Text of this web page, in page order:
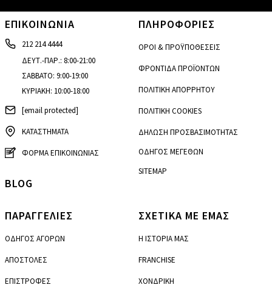
ΕΠΙΚΟΙΝΩΝΙΑ
212 214 4444
ΔΕΥΤ.-ΠΑΡ.: 8:00-21:00
ΣΑΒΒΑΤΟ: 9:00-19:00
ΚΥΡΙΑΚΗ: 10:00-18:00
[email protected]
ΚΑΤΑΣΤΗΜΑΤΑ
ΦΟΡΜΑ ΕΠΙΚΟΙΝΩΝΙΑΣ
ΠΑΡΑΓΓΕΛΙΕΣ
ΟΔΗΓΟΣ ΑΓΟΡΩΝ
ΑΠΟΣΤΟΛΕΣ
ΕΠΙΣΤΡΟΦΕΣ
ΠΛΗΡΟΦΟΡΙΕΣ
ΟΡΟΙ & ΠΡΟΫΠΟΘΕΣΕΙΣ
ΦΡΟΝΤΙΔΑ ΠΡΟΪΟΝΤΩΝ
ΠΟΛΙΤΙΚΗ ΑΠΟΡΡΗΤΟΥ
ΠΟΛΙΤΙΚΗ COOKIES
ΔΗΛΩΣΗ ΠΡΟΣΒΑΣΙΜΟΤΗΤΑΣ
ΟΔΗΓΟΣ ΜΕΓΕΘΩΝ
SITEMAP
ΣΧΕΤΙΚΑ ΜΕ ΕΜΑΣ
Η ΙΣΤΟΡΙΑ ΜΑΣ
FRANCHISE
ΧΟΝΔΡΙΚΗ
BLOG